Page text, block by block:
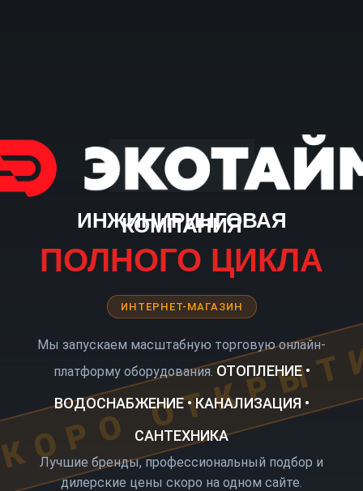
ИНЖИНИРИНГОВАЯ
КОМПАНИЯ
ПОЛНОГО ЦИКЛА
ИНТЕРНЕТ-МАГАЗИН
Мы запускаем масштабную торговую онлайн-
платформу оборудования. ОТОПЛЕНИЕ •
ВОДОСНАБЖЕНИЕ • КАНАЛИЗАЦИЯ •
САНТЕХНИКА
Лучшие бренды, профессиональный подбор и
дилерские цены скоро на одном сайте.